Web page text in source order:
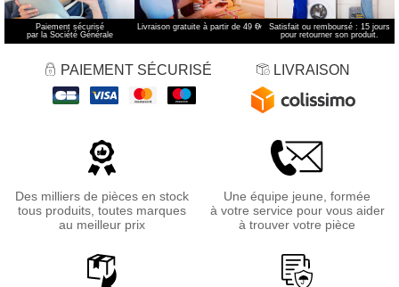
Paiement sécurisé
par la Société Générale
Livraison gratuite à partir de 49 €*
Satisfait ou remboursé : 15 jours
pour retourner son produit.
PAIEMENT SÉCURISÉ LIVRAISON
Des milliers de pièces en stock
tous produits, toutes marques
au meilleur prix
Une équipe jeune, formée
à votre service pour vous aider
à trouver votre pièce